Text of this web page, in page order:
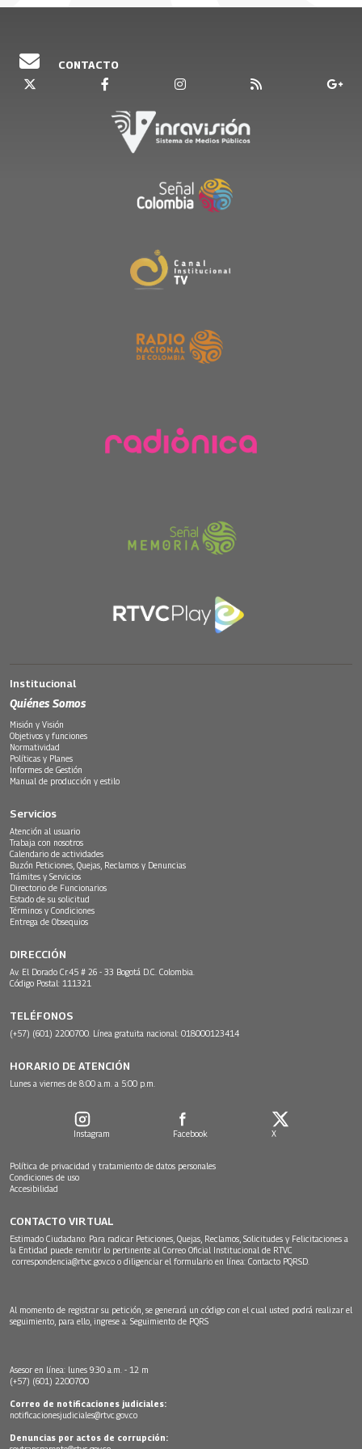
Escúchelos de lunes a viernes de 4 a 6 de la
Emisión 19 de septiembre del 2024.
CONTACTO
Institucional
Quiénes Somos
Misión y Visión
Objetivos y funciones
Normatividad
Políticas y Planes
Informes de Gestión
Manual de producción y estilo
Servicios
Atención al usuario
Trabaja con nosotros
Calendario de actividades
Buzón Peticiones, Quejas, Reclamos y Denuncias
Trámites y Servicios
Directorio de Funcionarios
Estado de su solicitud
Términos y Condiciones
Entrega de Obsequios
DIRECCIÓN
Av. El Dorado Cr.45 # 26 - 33 Bogotá D.C. Colombia.
Código Postal: 111321
TELÉFONOS
(+57) (601) 2200700. Línea gratuita nacional: 018000123414
HORARIO DE ATENCIÓN
Lunes a viernes de 8:00 a.m. a 5:00 p.m.
Instagram Facebook X
Política de privacidad y tratamiento de datos personales
Condiciones de uso
Accesibilidad
CONTACTO VIRTUAL
Estimado Ciudadano: Para radicar Peticiones, Quejas, Reclamos, Solicitudes y Felicitaciones a
la Entidad puede remitir lo pertinente al Correo Oficial Institucional de RTVC
correspondencia@rtvc.gov.co o diligenciar el formulario en línea: Contacto PQRSD.
Al momento de registrar su petición, se generará un código con el cual usted podrá realizar el
seguimiento, para ello, ingrese a: Seguimiento de PQRS
Asesor en línea: lunes 9:30 a.m. - 12 m
(+57) (601) 2200700
Correo de notificaciones judiciales:
notificacionesjudiciales@rtvc.gov.co
Denuncias por actos de corrupción: